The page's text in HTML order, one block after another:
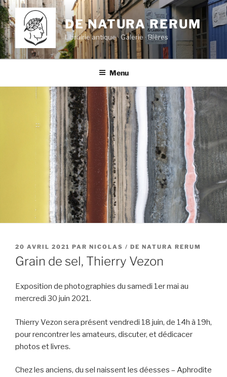
Aller
au
contenu
principal
DE NATURA RERUM
Librairie antique · Galerie · Bières
Menu
PUBLIÉ
LE
20 AVRIL 2021 PAR NICOLAS / DE NATURA RERUM
Grain de sel, Thierry Vezon
Exposition de photographies du samedi 1er mai au
mercredi 30 juin 2021.
Thierry Vezon sera présent vendredi 18 juin, de 14h à 19h,
pour rencontrer les amateurs, discuter, et dédicacer
photos et livres.
Chez les anciens, du sel naissent les déesses – Aphrodite